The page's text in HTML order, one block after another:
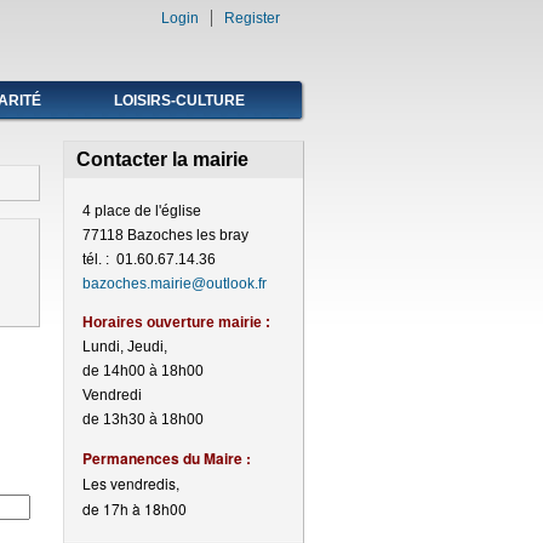
Login Register
LOISIRS-CULTURE
Contacter la mairie
4 place de l'église
77118 Bazoches les bray
tél. : 01.60.67.14.36
bazoches.mairie@outlook.fr
Horaires ouverture mairie :
Lundi, Jeudi,
de 14h00 à 18h00
Vendredi
de 13h30 à 18h00
Permanences du Maire :
Les vendredis,
de 17h à 18h00